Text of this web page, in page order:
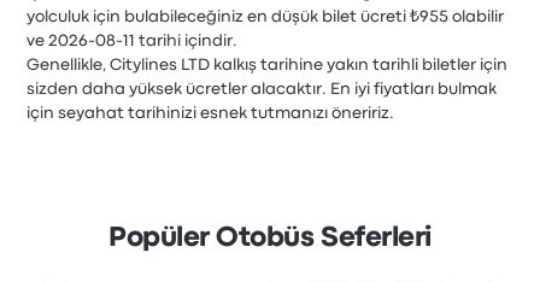
yolculuk için bulabileceğiniz en düşük bilet ücreti ₺955 olabilir
ve 2026-08-11 tarihi içindir.
Genellikle, Citylines LTD kalkış tarihine yakın tarihli biletler için
sizden daha yüksek ücretler alacaktır. En iyi fiyatları bulmak
için seyahat tarihinizi esnek tutmanızı öneririz.
Popüler Otobüs Seferleri